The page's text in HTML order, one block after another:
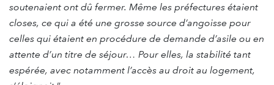
soutenaient ont dû fermer. Même les préfectures étaient
closes, ce qui a été une grosse source d’angoisse pour
celles qui étaient en procédure de demande d’asile ou en
attente d’un titre de séjour… Pour elles, la stabilité tant
espérée, avec notamment l’accès au droit au logement,